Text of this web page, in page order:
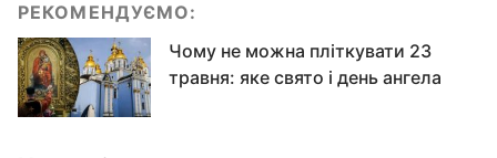
РЕКОМЕНДУЄМО:
Чому не можна пліткувати 23
травня: яке свято і день ангела